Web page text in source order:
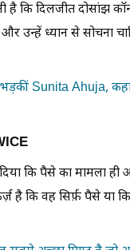
कि दिलजीत दोसांझ
उन्हें ध्यान से सोचना
Sunita Ahuja,
कि पैसे का मामला ही
है कि वह सिर्फ़ पैसे या